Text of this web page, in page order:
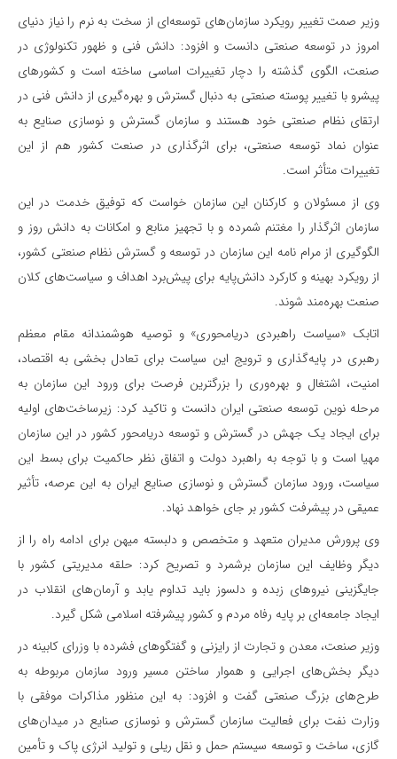
وزیر صمت تغییر رویکرد سازمان‌های توسعه‌ای از سخت به نرم را نیاز دنیای
امروز در توسعه صنعتی دانست و افزود: دانش فنی و ظهور تکنولوژی در
صنعت، الگوی گذشته را دچار تغییرات اساسی ساخته است و کشورهای
پیشرو با تغییر پوسته صنعتی به دنبال گسترش و بهره‌گیری از دانش فنی در
ارتقای نظام صنعتی خود هستند و سازمان گسترش و نوسازی صنایع به
عنوان نماد توسعه صنعتی، برای اثرگذاری در صنعت کشور هم از این
تغییرات متأثر است.
وی از مسئولان و کارکنان این سازمان خواست که توفیق خدمت در این
سازمان اثرگذار را مغتنم شمرده و با تجهیز منابع و امکانات به دانش روز و
الگوگیری از مرام نامه این سازمان در توسعه و گسترش نظام صنعتی کشور،
از رویکرد بهینه و کارکرد دانش‌پایه برای پیش‌برد اهداف و سیاست‌های کلان
صنعت بهره‌مند شوند.
اتابک «سیاست راهبردی دریامحوری» و توصیه هوشمندانه مقام معظم
رهبری در پایه‌گذاری و ترویج این سیاست برای تعادل بخشی به اقتصاد،
امنیت، اشتغال و بهره‌وری را بزرگترین فرصت برای ورود این سازمان به
مرحله نوین توسعه صنعتی ایران دانست و تاکید کرد: زیرساخت‌های اولیه
برای ایجاد یک جهش در گسترش و توسعه دریامحور کشور در این سازمان
مهیا است و با توجه به راهبرد دولت و اتفاق نظر حاکمیت برای بسط این
سیاست، ورود سازمان گسترش و نوسازی صنایع ایران به این عرصه، تأثیر
عمیقی در پیشرفت کشور بر جای خواهد نهاد.
وی پرورش مدیران متعهد و متخصص و دلبسته میهن برای ادامه راه را از
دیگر وظایف این سازمان برشمرد و تصریح کرد: حلقه مدیریتی کشور با
جایگزینی نیروهای زبده و دلسوز باید تداوم یابد و آرمان‌های انقلاب در
ایجاد جامعه‌ای بر پایه رفاه مردم و کشور پیشرفته اسلامی شکل گیرد.
وزیر صنعت، معدن و تجارت از رایزنی و گفتگوهای فشرده با وزرای کابینه در
دیگر بخش‌های اجرایی و هموار ساختن مسیر ورود سازمان مربوطه به
طرح‌های بزرگ صنعتی گفت و افزود: به این منظور مذاکرات موفقی با
وزارت نفت برای فعالیت سازمان گسترش و نوسازی صنایع در میدان‌های
گازی، ساخت و توسعه سیستم حمل و نقل ریلی و تولید انرژی پاک و تأمین